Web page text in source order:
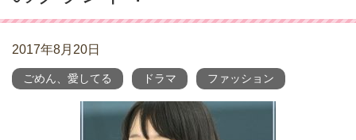
2017年8月20日
ごめん、愛してる ドラマ ファッション